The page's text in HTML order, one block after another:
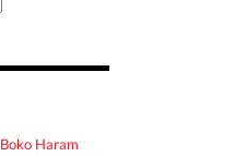
Boko Haram